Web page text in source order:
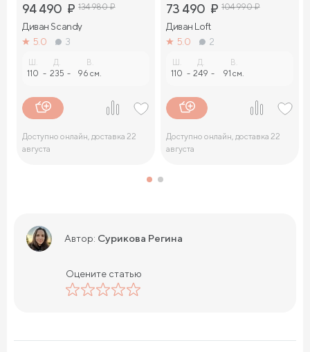
94 490 ₽ 134 980₽
Диван Sсandy
5.0
3
Ш.
110 -
Д.
235 -
В.
96 см.
Доступно онлайн, доставка 22
августа
73 490 ₽ 104 990₽
Диван Loft
5.0
2
Ш.
110 -
Д.
249 -
В.
91 см.
Доступно онлайн, доставка 22
августа
Автор: Сурикова Регина
Оцените статью